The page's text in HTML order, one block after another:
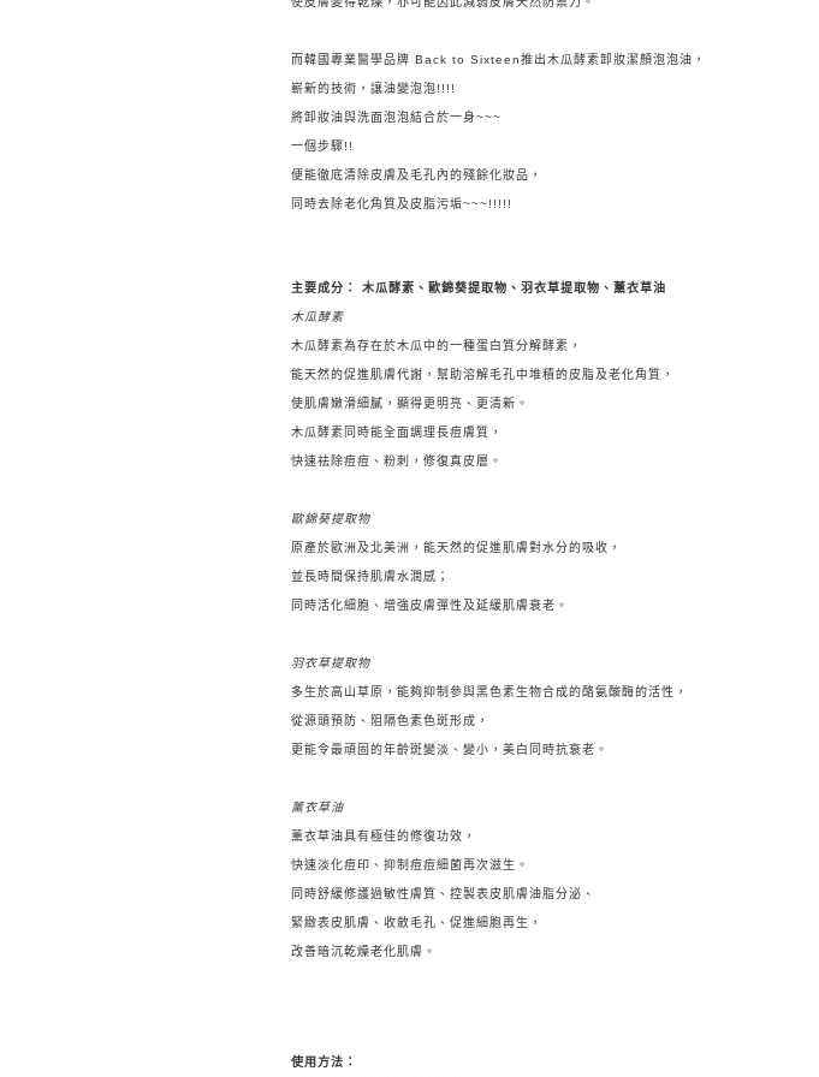
而韓國專業醫學品牌 Back to Sixteen推出木瓜酵素卸妝潔顏泡泡油，
嶄新的技術，讓油變泡泡!!!!
將卸妝油與洗面泡泡結合於一身~~~
一個步驟!!
便能徹底清除皮膚及毛孔內的殘餘化妝品，
同時去除老化角質及皮脂污垢~~~!!!!!
主要成分： 木瓜酵素、歐錦葵提取物、羽衣草提取物、薰衣草油
木瓜酵素
木瓜酵素為存在於木瓜中的一種蛋白質分解酵素，
能天然的促進肌膚代謝，幫助溶解毛孔中堆積的皮脂及老化角質，
使肌膚嫩滑細膩，顯得更明亮、更清新。
木瓜酵素同時能全面調理長痘膚質，
快速祛除痘痘、粉刺，修復真皮層。
歐錦葵提取物
原產於歐洲及北美洲，能天然的促進肌膚對水分的吸收，
並長時間保持肌膚水潤感；
同時活化細胞、增強皮膚彈性及延緩肌膚衰老。
羽衣草提取物
多生於高山草原，能夠抑制參與黑色素生物合成的酪氨酸酶的活性，
從源頭預防、阻隔色素色斑形成，
更能令最頑固的年齡斑變淡、變小，美白同時抗衰老。
薰衣草油
薰衣草油具有極佳的修復功效，
快速淡化痘印、抑制痘痘細菌再次滋生。
同時舒緩修護過敏性膚質、控製表皮肌膚油脂分泌、
緊緻表皮肌膚、收斂毛孔、促進細胞再生，
改善暗沉乾燥老化肌膚。
使用方法：